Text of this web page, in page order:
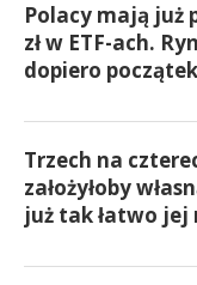
Polacy mają już
zł w ETF-ach.
dopiero
Trzech na
założyłoby
już tak łatwo jej